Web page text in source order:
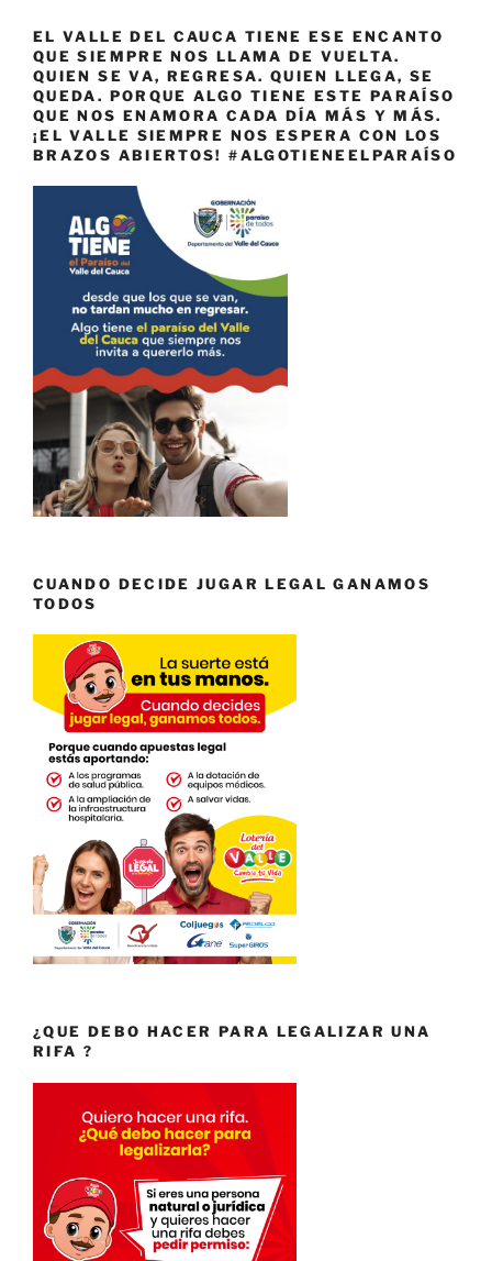
EL VALLE DEL CAUCA TIENE ESE ENCANTO
QUE SIEMPRE NOS LLAMA DE VUELTA.
QUIEN SE VA, REGRESA. QUIEN LLEGA, SE
QUEDA. PORQUE ALGO TIENE ESTE PARAÍSO
QUE NOS ENAMORA CADA DÍA MÁS Y MÁS.
¡EL VALLE SIEMPRE NOS ESPERA CON LOS
BRAZOS ABIERTOS! #ALGOTIENEELPARAÍSO
CUANDO DECIDE JUGAR LEGAL GANAMOS
TODOS
¿QUE DEBO HACER PARA LEGALIZAR UNA
RIFA ?